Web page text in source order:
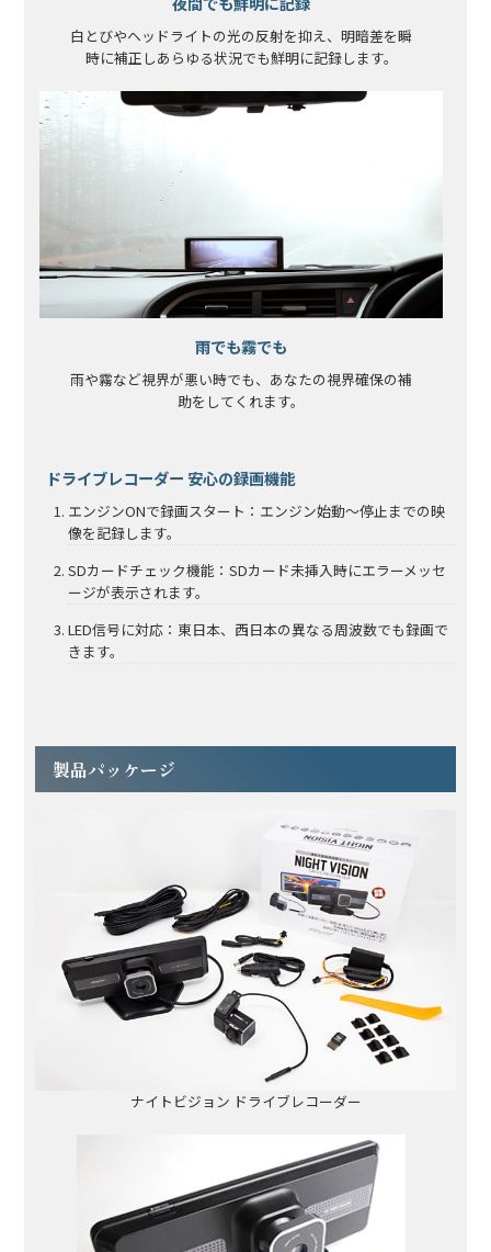
白とびやヘッドライトの光の反射を抑え、明暗差を瞬
時に補正しあらゆる状況でも鮮明に記録します。
雨でも霧でも
雨や霧など視界が悪い時でも、あなたの視界確保の補
助をしてくれます。
ドライブレコーダー 安心の録画機能
エンジンONで録画スタート：エンジン始動～停止までの映
像を記録します。
SDカードチェック機能：SDカード未挿入時にエラーメッセ
ージが表示されます。
LED信号に対応：東日本、西日本の異なる周波数でも録画で
きます。
製品パッケージ
ナイトビジョン ドライブレコーダー